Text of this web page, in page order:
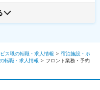
ス職の転職・求人情報
宿泊施設・ホ
転職・求人情報
フロント業務・予約